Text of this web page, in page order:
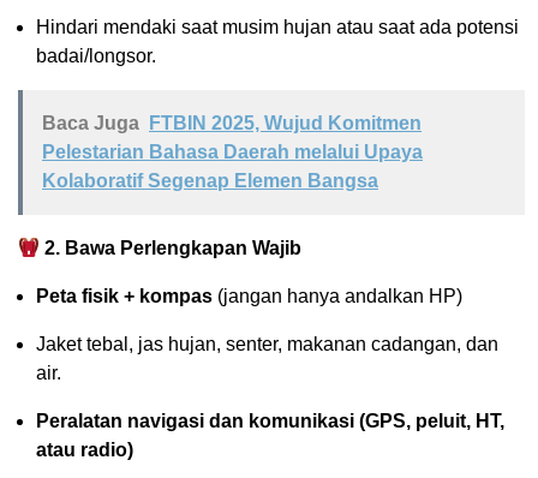
Hindari mendaki saat musim hujan atau saat ada potensi
badai/longsor.
Baca Juga
FTBIN 2025, Wujud Komitmen
Pelestarian Bahasa Daerah melalui Upaya
Kolaboratif Segenap Elemen Bangsa
2. Bawa Perlengkapan Wajib
Peta fisik + kompas (jangan hanya andalkan HP)
Jaket tebal, jas hujan, senter, makanan cadangan, dan
air.
Peralatan navigasi dan komunikasi (GPS, peluit, HT,
atau radio)